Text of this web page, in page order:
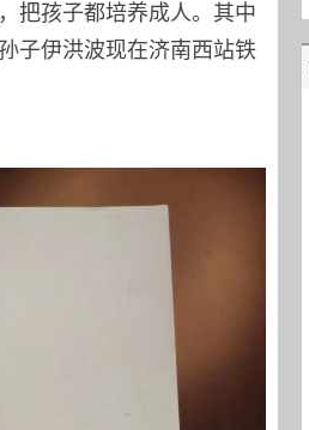
把孩子都培养成人。其中
子伊洪波现在济南西站铁